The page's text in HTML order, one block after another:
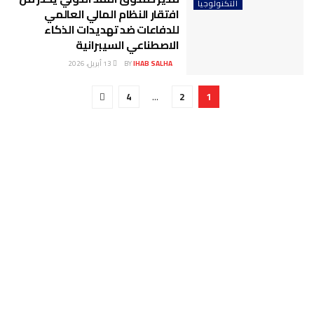
التكنولوجيا افتقار النظام المالي العالمي
للدفاعات ضد تهديدات الذكاء
الاصطناعي السيبرانية
BYIHAB SALHA
1
2
…
4